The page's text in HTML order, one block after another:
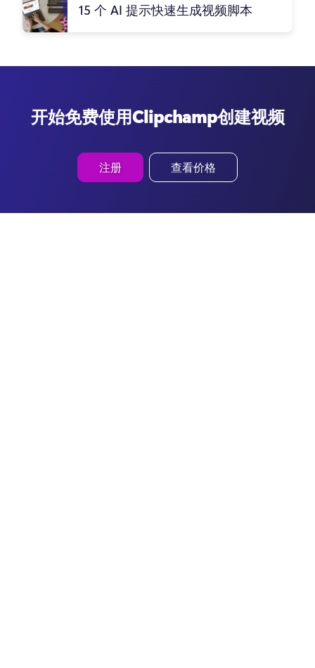
15 个 AI 提示快速生成视频脚本
开始免费使用Clipchamp创建视频
注册 查看价格